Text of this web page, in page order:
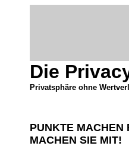
Die
Privatsphäre ohne
PUNKTE MACHEN
MACHEN SIE MIT!